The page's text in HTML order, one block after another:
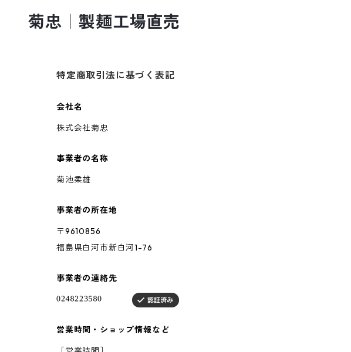
菊忠｜製麺工場直売
特定商取引法に基づく表記
会社名
株式会社菊忠
事業者の名称
菊池柔雄
事業者の所在地
〒9610856
福島県白河市新白河1-76
事業者の連絡先
営業時間・ショップ情報など